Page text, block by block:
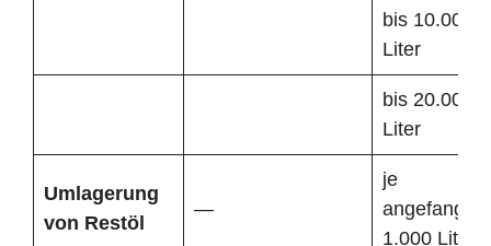
bis 10.000
Liter
bis 20.000
Liter
Umlagerung
von Restöl
—
je
1.000 Liter